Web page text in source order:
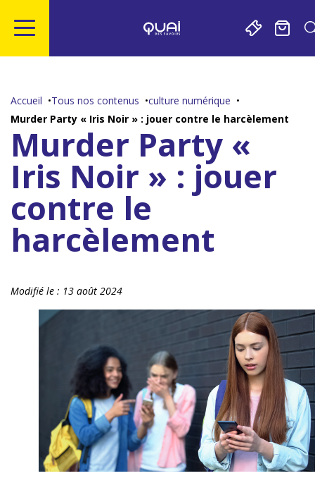
contenu
recherche
page
Accueil Tous nos contenus
culture numérique
Murder Party « Iris Noir » : jouer contre le harcèlement
Murder Party «
Iris Noir » : jouer
contre le
harcèlement
Modifié le : 13 août 2024